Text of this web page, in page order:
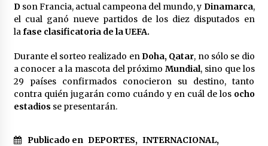
Dson Francia, actual campeona del mundo, y Dinamarca,
el cual ganó nueve partidos de los diez disputados en
lafase clasificatoria de la UEFA.
Durante el sorteo realizado enDoha, Qatar, no sólo se dio
a conocer a la mascota del próximoMundial, sino que los
29 países confirmados conocieron su destino, tanto
contra quién jugarán como cuándo y en cuál de los ocho
estadios se presentarán.
Publicado en DEPORTES, INTERNACIONAL,